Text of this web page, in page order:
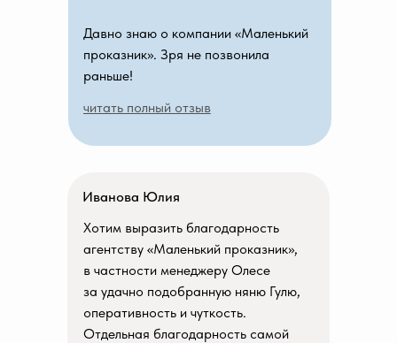
Иванова Юлия
Давно знаю о компании «Маленький
проказник». Зря не позвонила
раньше!
читать полный отзыв
Хотим выразить благодарность
агентству «Маленький проказник»,
в частности менеджеру Олесе
за удачно подобранную няню Гулю,
оперативность и чуткость.
Отдельная благодарность самой